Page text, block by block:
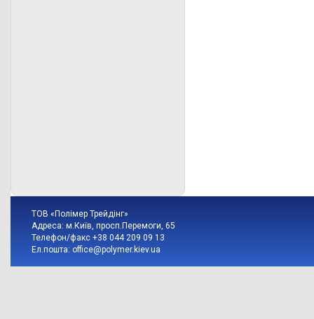
ТОВ «Полімер Трейдінг»
Адреса: м.Київ, просп.Перемоги, 65
Телефон/факс +38 044 209 09 13
Ел.пошта: office@polymer.kiev.ua